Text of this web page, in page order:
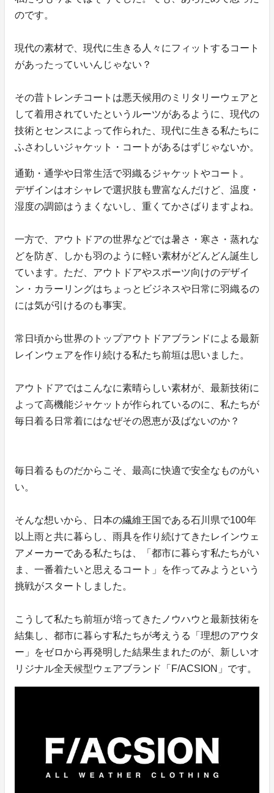
のです。
現代の素材で、現代に生きる人々にフィットするコート
があったっていいんじゃない？
その昔トレンチコートは悪天候用のミリタリーウェアと
して着用されていたというルーツがあるように、現代の
技術とセンスによって作られた、現代に生きる私たちに
ふさわしいジャケット・コートがあるはずじゃないか。
通勤・通学や日常生活で羽織るジャケットやコート。
デザインはオシャレで選択肢も豊富なんだけど、温度・
湿度の調節はうまくないし、重くてかさばりますよね。
一方で、アウトドアの世界などでは暑さ・寒さ・蒸れな
どを防ぎ、しかも羽のように軽い素材がどんどん誕生し
ています。ただ、アウトドアやスポーツ向けのデザイ
ン・カラーリングはちょっとビジネスや日常に羽織るの
には気が引けるのも事実。
常日頃から世界のトップアウトドアブランドによる最新
レインウェアを作り続ける私たち前垣は思いました。
アウトドアではこんなに素晴らしい素材が、最新技術に
よって高機能ジャケットが作られているのに、私たちが
毎日着る日常着にはなぜその恩恵が及ばないのか？
毎日着るものだからこそ、最高に快適で安全なものがい
い。
そんな想いから、日本の繊維王国である石川県で100年
以上雨と共に暮らし、雨具を作り続けてきたレインウェ
アメーカーである私たちは、「都市に暮らす私たちがい
ま、一番着たいと思えるコート」を作ってみようという
挑戦がスタートしました。
こうして私たち前垣が培ってきたノウハウと最新技術を
結集し、都市に暮らす私たちが考えうる「理想のアウタ
ー」をゼロから再発明した結果生まれたのが、新しいオ
リジナル全天候型ウェアブランド「F/ACSION」です。